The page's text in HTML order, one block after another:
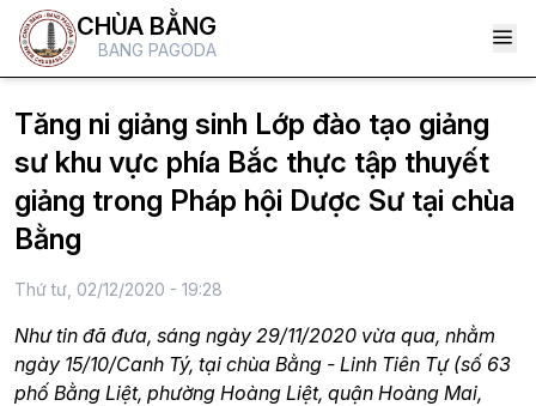
CHÙA BẰNG
BANG PAGODA
Tăng ni giảng sinh Lớp đào tạo giảng
sư khu vực phía Bắc thực tập thuyết
giảng trong Pháp hội Dược Sư tại chùa
Bằng
Thứ tư, 02/12/2020 - 19:28
Như tin đã đưa, sáng ngày 29/11/2020 vừa qua, nhằm
ngày 15/10/Canh Tý, tại chùa Bằng - Linh Tiên Tự (số 63
phố Bằng Liệt, phường Hoàng Liệt, quận Hoàng Mai,